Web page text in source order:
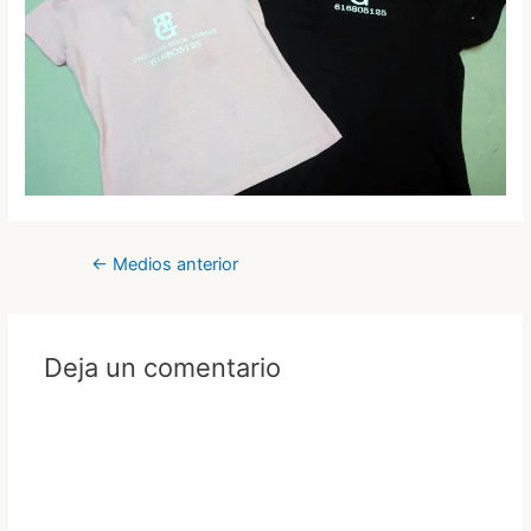
Navegación
← Medios anterior
Deja un comentario